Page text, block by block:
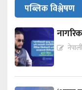
पब्लिक विश्लेषण